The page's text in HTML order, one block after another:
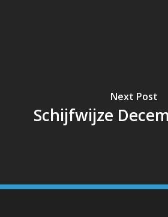
Next Post
Schijfwijze